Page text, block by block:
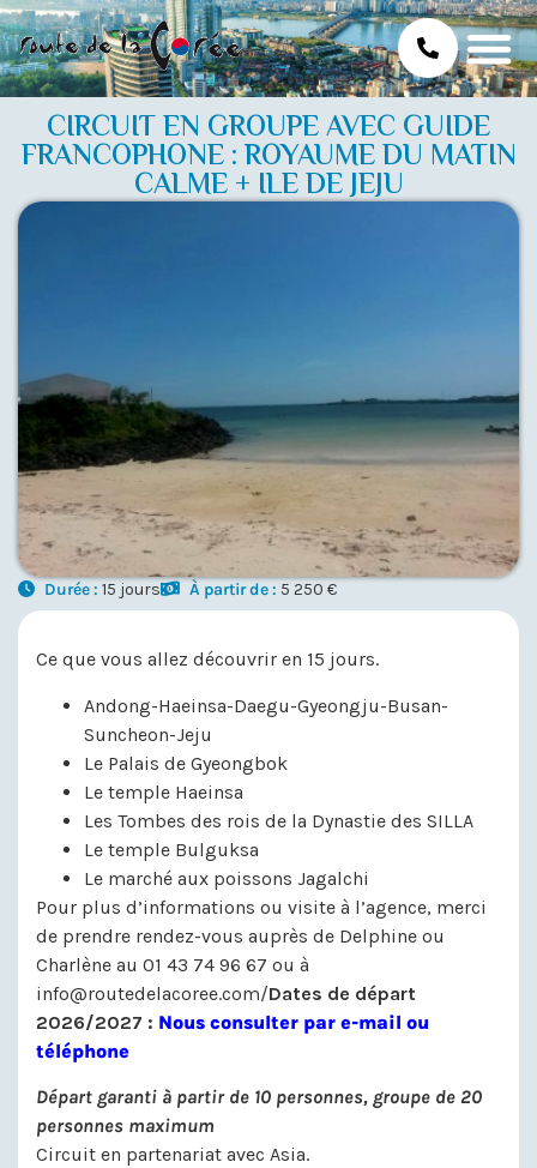
CIRCUIT EN GROUPE AVEC GUIDE
FRANCOPHONE : ROYAUME DU MATIN
CALME + ILE DE JEJU
Durée : 15 jours À partir de : 5 250 €
Ce que vous allez découvrir en 15 jours.
Andong-Haeinsa-Daegu-Gyeongju-Busan-
Suncheon-Jeju
Le Palais de Gyeongbok
Le temple Haeinsa
Les Tombes des rois de la Dynastie des SILLA
Le temple Bulguksa
Le marché aux poissons Jagalchi
Pour plus d’informations ou visite à l’agence, merci
de prendre rendez-vous auprès de Delphine ou
Charlène au 01 43 74 96 67 ou à
info@routedelacoree.com/Dates de départ
2026/2027 : Nous consulter par e-mail ou
téléphone
Départ garanti à partir de 10 personnes, groupe de 20
personnes maximum
Circuit en partenariat avec Asia.